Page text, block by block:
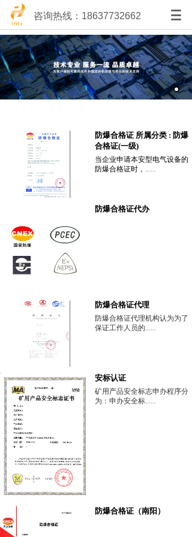
咨询热线：18637732662
防爆合格证 所属分类 : 防爆
合格证(一级)
当企业申请本安型电气设备的
防爆合格证时， ......
防爆合格证代办
防爆合格证代理
防爆合格证代理机构认为为了
保证工作人员的
安标认证
矿用产品安全标志申办程序分
为：申办安全标......
防爆合格证（南阳）